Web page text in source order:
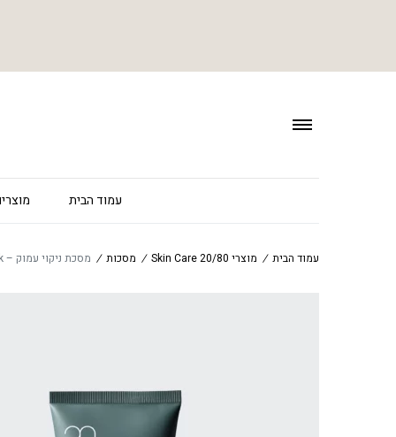
עמוד הבית
עמוד הבית / מוצרי 20/80 Skin Care / מסכות / מסכת ניקוי עמוק – Zen mask